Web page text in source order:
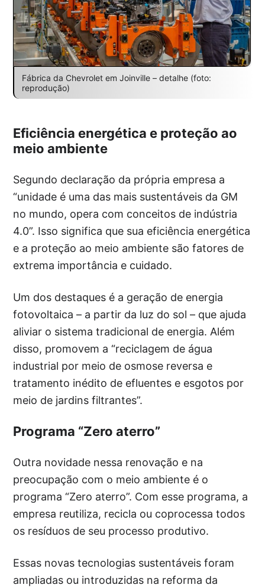
Fábrica da Chevrolet em Joinville – detalhe (foto:
reprodução)
Eficiência energética e proteção ao
meio ambiente
Segundo declaração da própria empresa a
“unidade é uma das mais sustentáveis da GM
no mundo, opera com conceitos de indústria
4.0”. Isso significa que sua eficiência energética
e a proteção ao meio ambiente são fatores de
extrema importância e cuidado.
Um dos destaques é a geração de energia
fotovoltaica – a partir da luz do sol – que ajuda
aliviar o sistema tradicional de energia. Além
disso, promovem a “reciclagem de água
industrial por meio de osmose reversa e
tratamento inédito de efluentes e esgotos por
meio de jardins filtrantes”.
Programa “Zero aterro”
Outra novidade nessa renovação e na
preocupação com o meio ambiente é o
programa “Zero aterro”. Com esse programa, a
empresa reutiliza, recicla ou coprocessa todos
os resíduos de seu processo produtivo.
Essas novas tecnologias sustentáveis foram
ampliadas ou introduzidas na reforma da